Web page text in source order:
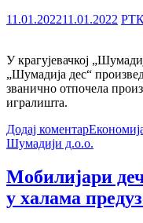
11.01.202211.01.2022
У крагујевачкој
„Шумадија дес“
званично отпочела
игралишта.
Додај коментар
Шумадији д.о.о.
Мобилијари
у халама